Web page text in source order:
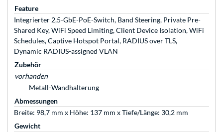
Feature
Integrierter 2,5-GbE-PoE-Switch, Band Steering, Private Pre-
Shared Key, WiFi Speed Limiting, Client Device Isolation, WiFi
Schedules, Captive Hotspot Portal, RADIUS over TLS,
Dynamic RADIUS-assigned VLAN
Zubehör
vorhanden
Metall-Wandhalterung
Abmessungen
Breite: 98,7 mm x Höhe: 137 mm x Tiefe/Länge: 30,2 mm
Gewicht